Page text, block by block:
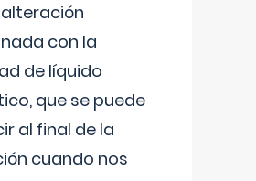
alteración
con la
de líquido
que se puede
al final de la
cuando nos